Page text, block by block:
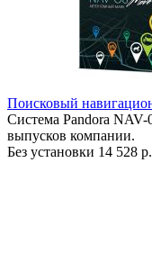
Поисковый
Система Pandora NAV-
выпусков компании.
Без установки 14 528 р.